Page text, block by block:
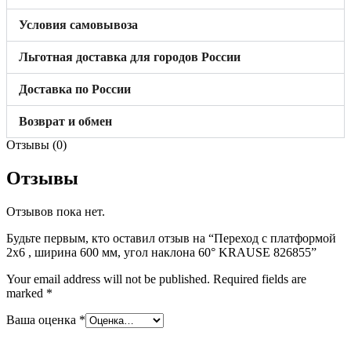
Условия самовывоза
Льготная доставка для городов России
Доставка по России
Возврат и обмен
Отзывы (0)
Отзывы
Отзывов пока нет.
Будьте первым, кто оставил отзыв на “Переход с платформой
2х6 , ширина 600 мм, угол наклона 60° KRAUSE 826855”
Your email address will not be published. Required fields are
marked *
Ваша оценка *